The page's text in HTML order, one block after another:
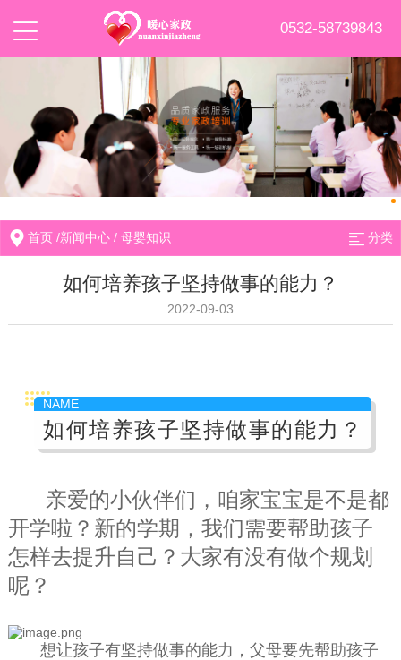
0532-58739843
首页 /新闻中心 /母婴知识 分类
如何培养孩子坚持做事的能力？
2022-09-03
NAME
如何培养孩子坚持做事的能力？
亲爱的小伙伴们，咱家宝宝是不是都
开学啦？新的学期，我们需要帮助孩子
怎样去提升自己？大家有没有做个规划
呢？
想让孩子有坚持做事的能力，父母要先帮助孩子